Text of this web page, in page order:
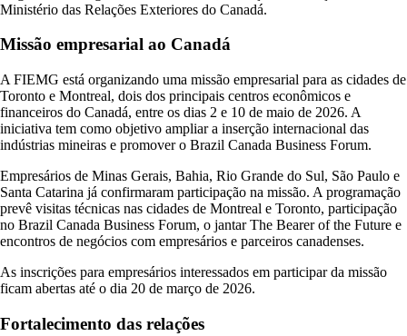
Ministério das Relações Exteriores do Canadá.
Missão empresarial ao Canadá
A FIEMG está organizando uma missão empresarial para as cidades de
Toronto e Montreal, dois dos principais centros econômicos e
financeiros do Canadá, entre os dias 2 e 10 de maio de 2026. A
iniciativa tem como objetivo ampliar a inserção internacional das
indústrias mineiras e promover o Brazil Canada Business Forum.
Empresários de Minas Gerais, Bahia, Rio Grande do Sul, São Paulo e
Santa Catarina já confirmaram participação na missão. A programação
prevê visitas técnicas nas cidades de Montreal e Toronto, participação
no Brazil Canada Business Forum, o jantar The Bearer of the Future e
encontros de negócios com empresários e parceiros canadenses.
As inscrições para empresários interessados em participar da missão
ficam abertas até o dia 20 de março de 2026.
Fortalecimento das relações